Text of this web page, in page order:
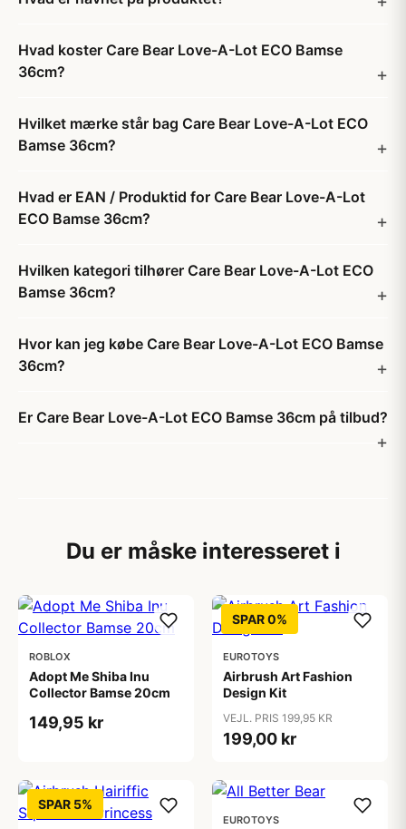
Hvad koster Care Bear Love-A-Lot ECO Bamse
36cm?
Hvilket mærke står bag Care Bear Love-A-Lot ECO
Bamse 36cm?
Hvad er EAN / Produktid for Care Bear Love-A-Lot
ECO Bamse 36cm?
Hvilken kategori tilhører Care Bear Love-A-Lot ECO
Bamse 36cm?
Hvor kan jeg købe Care Bear Love-A-Lot ECO Bamse
36cm?
Er Care Bear Love-A-Lot ECO Bamse 36cm på tilbud?
Du er måske interesseret i
ROBLOX
Adopt Me Shiba Inu
Collector Bamse 20cm
149,95 kr
SPAR 0%
EUROTOYS
Airbrush Art Fashion
Design Kit
VEJL. PRIS 199,95 KR
199,00 kr
SPAR 5%
EUROTOYS